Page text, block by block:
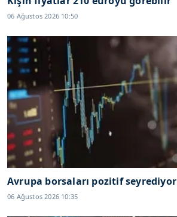
06 Ağustos 2026 10:50
Avrupa borsaları pozitif seyrediyor
06 Ağustos 2026 10:35